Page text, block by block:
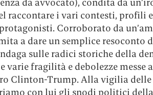
raccontare i vari contesti, profili e
Corroborato da
a dare un semplice resoconto
sulle radici storiche della
varie fragilità e debolezze messe
Clinton-Trump. Alla vigilia delle
con lui gli snodi politici della